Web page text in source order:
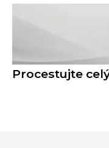
Procestujte